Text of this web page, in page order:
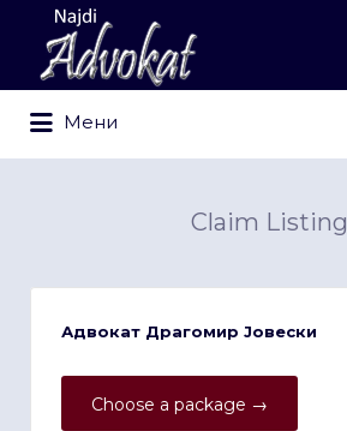
Search
for:
Мени
for:
Claim Listing
Адвокат Драгомир Јовески